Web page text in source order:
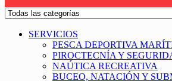
SERVICIOS
PESCA DEPORTIVA
PIROCTECNÍA Y
NAÚTICA RECREATIVA
BUCEO, NATACIÓN Y